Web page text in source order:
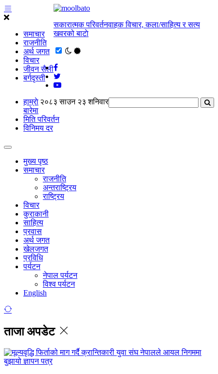
समाचार
राजनीति
अर्थ जगत
विचार
जीवन सैली
बर्गदृस्ती
सकारात्मक परिवर्तनवाहक विचार, कला/साहित्य र सत्य
खवरको बाटाे
२०८३ साउन २३ शनिवार
हाम्राे
बारेमा
मिति परिवर्तन
विनिमय दर
मुख्य पृष्ठ
समाचार
राजनीति
अन्तराष्ट्रिय
राष्ट्रिय
विचार
कुराकानी
साहित्य
प्रवास
अर्थ जगत
खेलजगत
प्रविधि
पर्यटन
नेपाल पर्यटन
विश्व पर्यटन
English
ताजा अपडेट